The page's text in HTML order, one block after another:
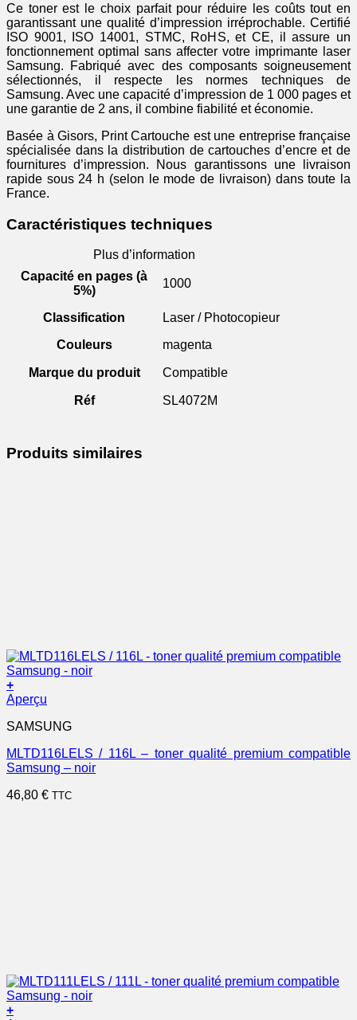
Ce toner est le choix parfait pour réduire les coûts tout en
garantissant une qualité d’impression irréprochable. Certifié
ISO 9001, ISO 14001, STMC, RoHS, et CE, il assure un
fonctionnement optimal sans affecter votre imprimante laser
Samsung. Fabriqué avec des composants soigneusement
sélectionnés, il respecte les normes techniques de
Samsung. Avec une capacité d’impression de 1 000 pages et
une garantie de 2 ans, il combine fiabilité et économie.
Basée à Gisors, Print Cartouche est une entreprise française
spécialisée dans la distribution de cartouches d’encre et de
fournitures d’impression. Nous garantissons une livraison
rapide sous 24 h (selon le mode de livraison) dans toute la
France.
Caractéristiques techniques
Plus d’information
Capacité en pages (à
5%)
1000
Classification
Laser / Photocopieur
Couleurs
magenta
Marque du produit Compatible
Réf SL4072M
Produits similaires
+
Aperçu
SAMSUNG
MLTD116LELS / 116L – toner qualité premium compatible
Samsung – noir
46,80 € TTC
+